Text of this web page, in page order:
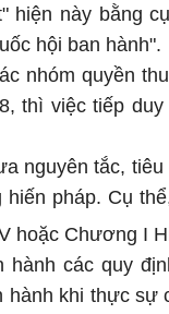
hiện này bằng
hội ban hành".
nhóm quyền
thì việc tiếp
nguyên tắc,
hiến pháp. Cụ
hoặc Chương I
hành các quy
hành khi thực sự